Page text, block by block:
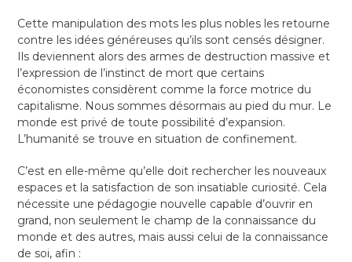
Cette manipulation des mots les plus nobles les retourne
contre les idées généreuses qu’ils sont censés désigner.
Ils deviennent alors des armes de destruction massive et
l’expression de l’instinct de mort que certains
économistes considèrent comme la force motrice du
capitalisme. Nous sommes désormais au pied du mur. Le
monde est privé de toute possibilité d’expansion.
L’humanité se trouve en situation de confinement.
C’est en elle-même qu’elle doit rechercher les nouveaux
espaces et la satisfaction de son insatiable curiosité. Cela
nécessite une pédagogie nouvelle capable d’ouvrir en
grand, non seulement le champ de la connaissance du
monde et des autres, mais aussi celui de la connaissance
de soi, afin :